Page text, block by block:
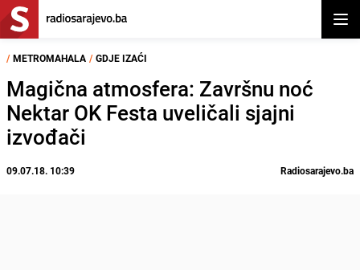
/ METROMAHALA / GDJE IZAĆI
Magična atmosfera: Završnu noć
Nektar OK Festa uveličali sjajni
izvođači
09.07.18. 10:39 Radiosarajevo.ba